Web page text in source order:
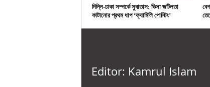
দিল্লি-ঢাকা সম্পর্কে সুবাতাস: ভিসা জটিলতা
কাটানোর প্রথম ধাপ ‘ফ্যামিলি পোস্টিং’
Editor: Kamrul Islam